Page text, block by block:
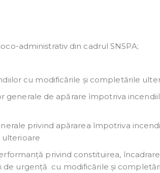
administrativ din cadrul SNSPA;
cu modificările și completările
generale de apărare împotriva
privind apărarea împotriva
ulterioare
privind constituirea,
de urgență cu modificările și